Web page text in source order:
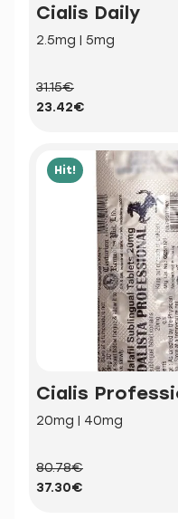
Cialis Daily
2.5mg | 5mg
31.15€
23.42€
Hit!
Cialis
20mg | 40mg
80.78€
37.30€